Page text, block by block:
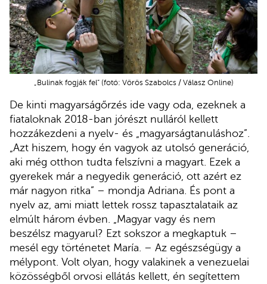
„Bulinak fogják fel” (fotó: Vörös Szabolcs / Válasz Online)
De kinti magyarságőrzés ide vagy oda, ezeknek a
fiataloknak 2018-ban jórészt nulláról kellett
hozzákezdeni a nyelv- és „magyarságtanuláshoz”.
„Azt hiszem, hogy én vagyok az utolsó generáció,
aki még otthon tudta felszívni a magyart. Ezek a
gyerekek már a negyedik generáció, ott azért ez
már nagyon ritka” – mondja Adriana. És pont a
nyelv az, ami miatt lettek rossz tapasztalataik az
elmúlt három évben. „Magyar vagy és nem
beszélsz magyarul? Ezt sokszor a megkaptuk –
mesél egy történetet María. – Az egészségügy a
mélypont. Volt olyan, hogy valakinek a venezuelai
közösségből orvosi ellátás kellett, én segítettem